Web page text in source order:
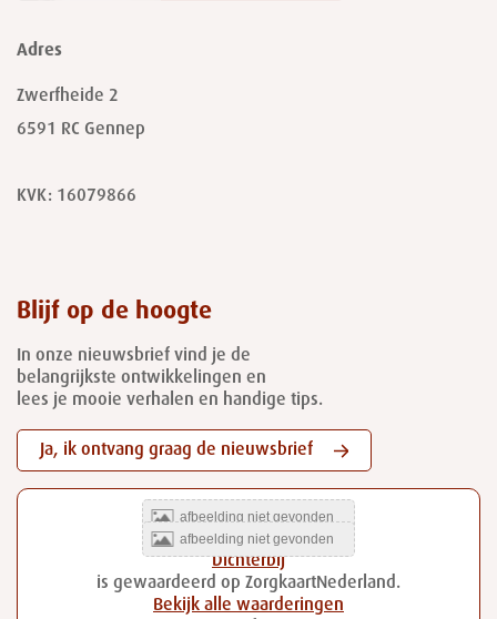
Adres
Zwerfheide 2
6591 RC Gennep
KVK: 16079866
Blijf op de hoogte
In onze nieuwsbrief vind je de
belangrijkste ontwikkelingen en
lees je mooie verhalen en handige tips.
Ja, ik ontvang graag de nieuwsbrief
Dichterbij
is gewaardeerd op ZorgkaartNederland.
Bekijk alle waarderingen